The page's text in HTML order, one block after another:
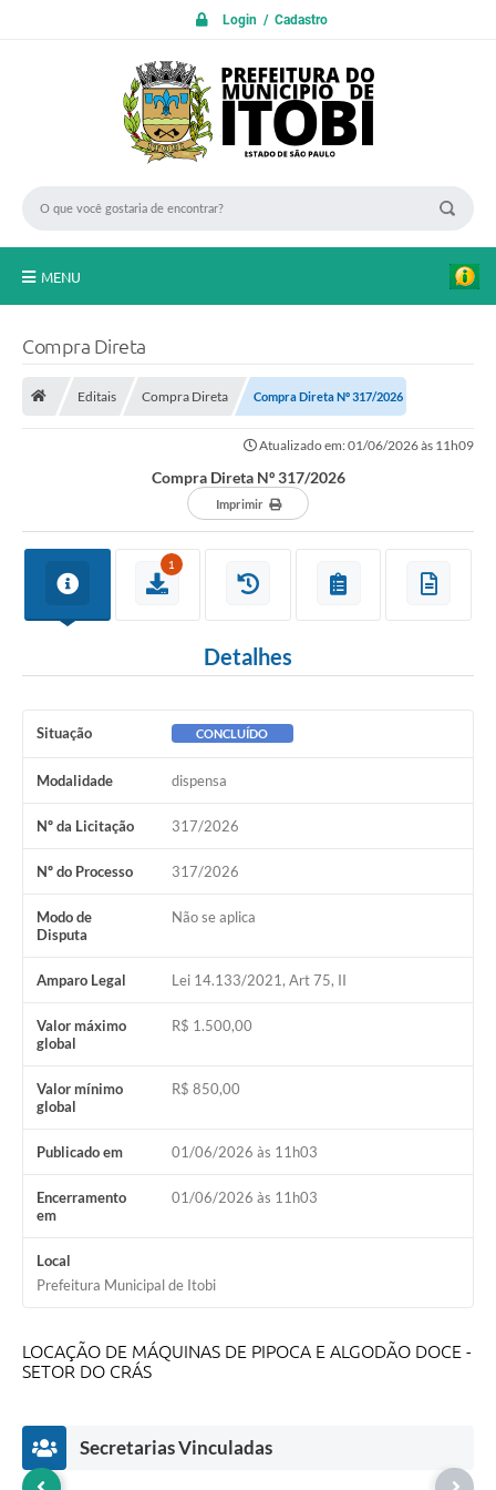
Login / Cadastro
MENU
LEIS MUNICIPAIS
Diário Oficial
Ouvidoria
COVID19
Contas Públicas
SIC
HISTÓRICO - ADM
Relação de Cargos e Salários
Galeria de Fotos
Audiências Públicas
IPTU
Legislação
Editais
Telefones Úteis
Compra Direta
Editais Compra Direta Compra Direta Nº 317/2026
Atualizado em: 01/06/2026 às 11h09
Compra Direta Nº 317/2026
Imprimir
1
Detalhes
Situação CONCLUÍDO
Modalidade dispensa
Nº da Licitação 317/2026
Nº do Processo 317/2026
Modo de
Disputa
Não se aplica
Amparo Legal Lei 14.133/2021, Art 75, II
Valor máximo
global
R$ 1.500,00
Valor mínimo
global
R$ 850,00
Publicado em 01/06/2026 às 11h03
Encerramento
em
01/06/2026 às 11h03
Local
Prefeitura Municipal de Itobi
LOCAÇÃO DE MÁQUINAS DE PIPOCA E ALGODÃO DOCE -
SETOR DO CRÁS
Secretarias Vinculadas